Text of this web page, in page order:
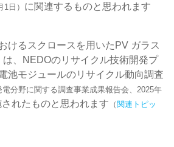
1日） に関連するものと思われます
けるスクロースを用いたPV ガラス
、NEDOのリサイクル技術開発プ
池モジュールのリサイクル動向調査
電分野に関する調査事業成果報告会、2025年
されたものと思われます （関連トピッ